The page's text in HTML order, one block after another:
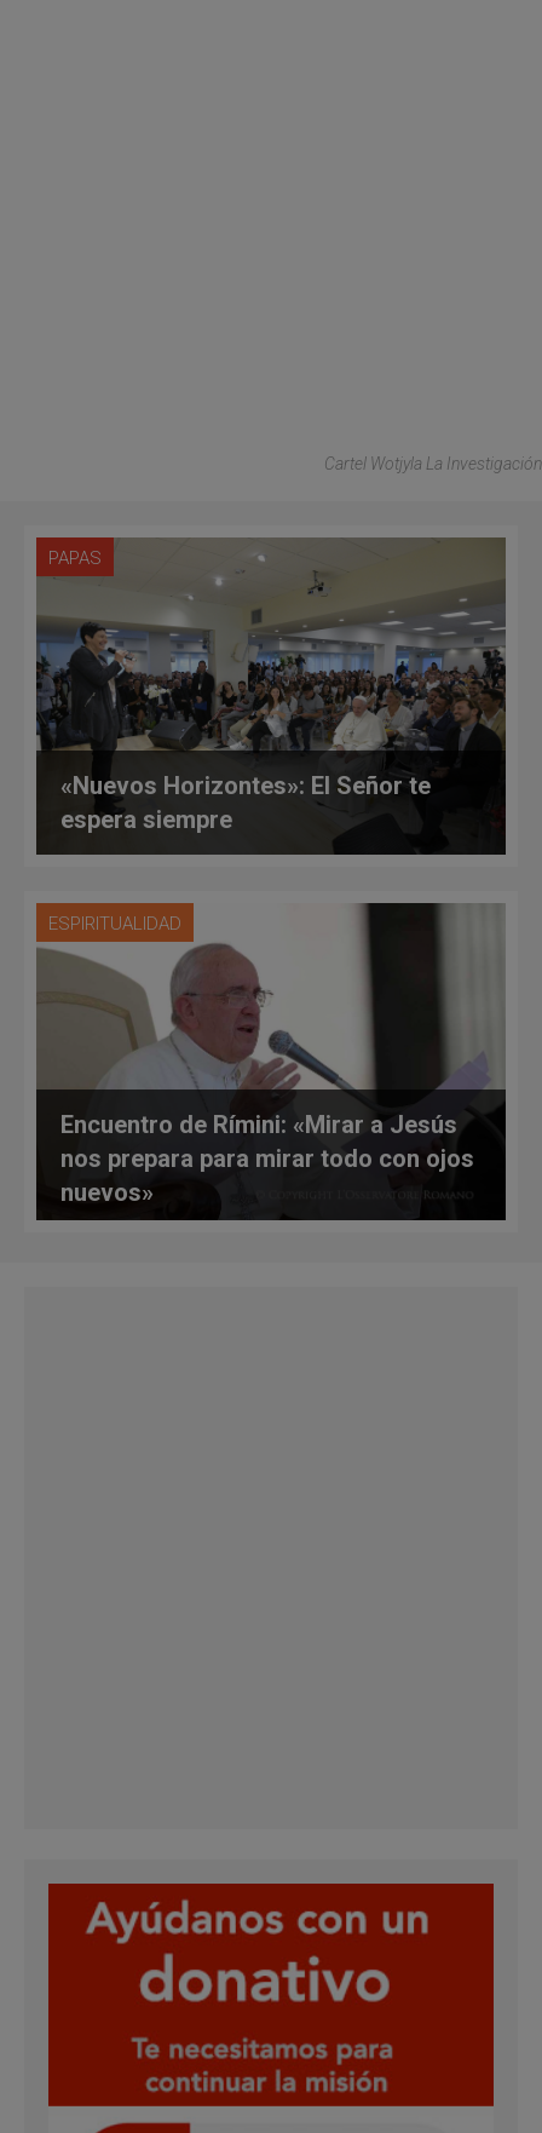
Cartel Wotjyla La Investigación
PAPAS
«Nuevos Horizontes»: El Señor te
espera siempre
ESPIRITUALIDAD
Encuentro de Rímini: «Mirar a Jesús
nos prepara para mirar todo con ojos
nuevos»